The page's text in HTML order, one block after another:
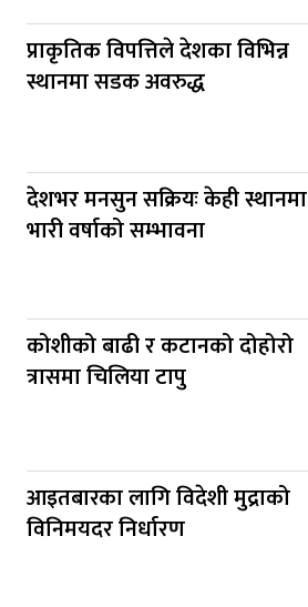
प्राकृतिक विपत्तिले देशका विभिन्न
स्थानमा सडक अवरुद्ध
देशभर मनसुन सक्रियः केही स्थानमा
भारी वर्षाको सम्भावना
कोशीको बाढी र कटानको दोहोरो
त्रासमा चिलिया टापु
आइतबारका लागि विदेशी मुद्राको
विनिमयदर निर्धारण